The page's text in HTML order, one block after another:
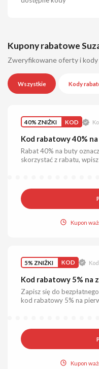
Kupony rabatowe
Zweryfikowane oferty i kody
Wszystkie Kody
40% ZNIŻKI KOD
Kod rabatowy 40%
Rabat 40% na buty
skorzystać z rabatu,
Kupon
5% ZNIŻKI KOD
Kod rabatowy 5% na
Zapisz się do
kod rabatowy 5% na
Kupon